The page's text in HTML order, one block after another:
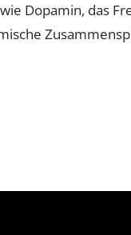
Dopamin, das